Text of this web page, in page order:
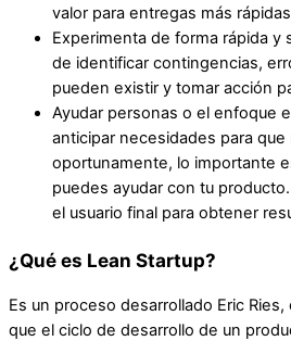
valor para entregas más
Experimenta de forma rápida y
de identificar contingencias,
pueden existir y tomar acción
Ayudar personas o el enfoque
anticipar necesidades para que
oportunamente, lo importante
puedes ayudar con tu
el usuario final para obtener
¿Qué es Lean Startup?
Es un proceso desarrollado Eric
que el ciclo de desarrollo de un